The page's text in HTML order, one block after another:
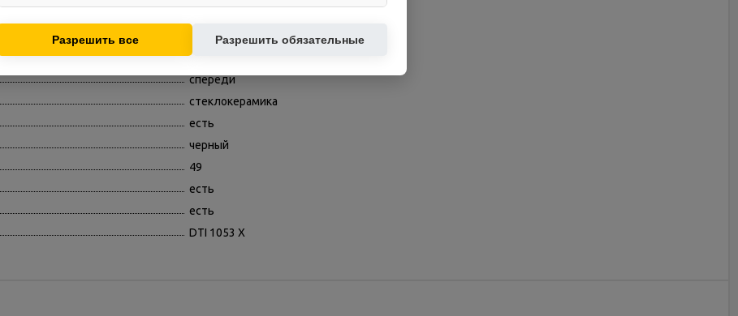
есть
спереди
стеклокерамика
есть
черный
49
есть
есть
DTI 1053 X
Разрешить все Разрешить обязательные